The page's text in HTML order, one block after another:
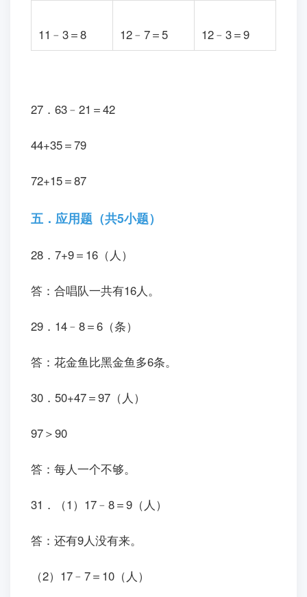
11﹣3＝8 12﹣7＝5 12﹣3＝9
27．63﹣21＝42
44+35＝79
72+15＝87
五．应用题（共5小题）
28．7+9＝16（人）
答：合唱队一共有16人。
29．14﹣8＝6（条）
答：花金鱼比黑金鱼多6条。
30．50+47＝97（人）
97＞90
答：每人一个不够。
31．（1）17﹣8＝9（人）
答：还有9人没有来。
（2）17﹣7＝10（人）